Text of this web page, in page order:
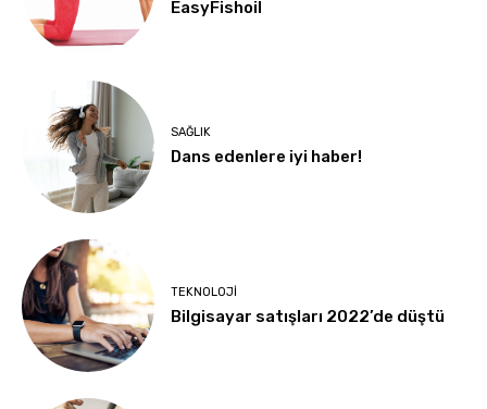
EasyFishoil
SAĞLIK
Dans edenlere iyi haber!
TEKNOLOJI
Bilgisayar satışları 2022’de düştü